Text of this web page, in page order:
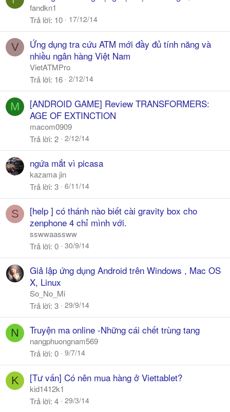
fandkn1
Trả lời 10 17/12/14
V
Ứng dụng tra cứu ATM mới đầy đủ tính năng và
nhiều ngân hàng Việt Nam
VietATMPro
Trả lời 16 2/12/14
M
[ANDROID GAME] Review TRANSFORMERS:
AGE OF EXTINCTION
macom0909
Trả lời 2 2/12/14
ngứa mắt vì picasa
kazama jin
Trả lời 3 6/11/14
S
[help ] có thánh nào biết cài gravity box cho
zenphone 4 chỉ mình với.
sswwaassww
Trả lời 0 30/9/14
Giả lập ứng dụng Android trên Windows , Mac OS
X, Linux
So_No_Mi
Trả lời 3 29/9/14
N Truyện ma online -Những cái chết trùng tang
nangphuongnam569
Trả lời 0 9/7/14
K [Tư vấn] Có nên mua hàng ở Viettablet?
kid1412k1
Trả lời 4 29/3/14